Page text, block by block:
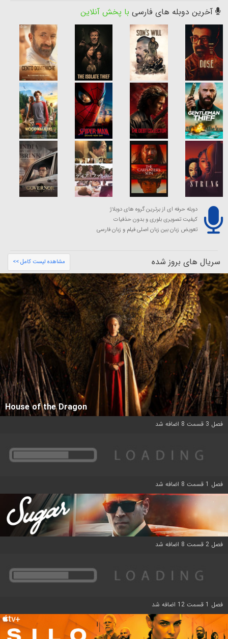
آخرین دوبله های فارسی با پخش آنلاین
دوبله حرفه ای از برترین گروه های دوبلاژ
کیفیت تصویری بلوری و بدون حذفیات
تعویض زبان بین زبان اصلی فیلم و زبان فارسی
سریال های بروز شده مشاهده لیست کامل >>
House of the Dragon
فصل 3 قسمت 8 اضافه شد
فصل 1 قسمت 8 اضافه شد
فصل 2 قسمت 8 اضافه شد
فصل 1 قسمت 12 اضافه شد